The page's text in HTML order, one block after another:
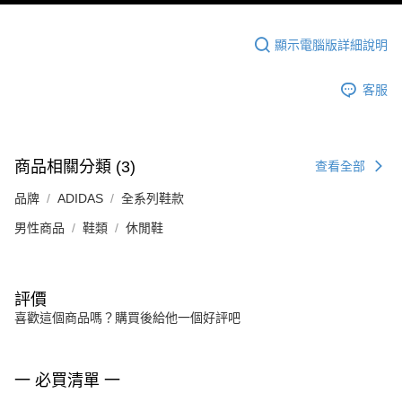
顯示電腦版詳細說明
客服
商品相關分類 (3) 查看全部
品牌 ADIDAS 全系列鞋款
男性商品 鞋類 休閒鞋
評價
喜歡這個商品嗎？購買後給他一個好評吧
一 必買清單 一